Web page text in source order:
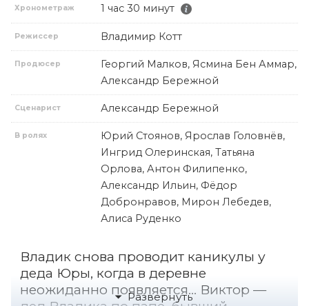
Хронометраж 1 час 30 минут
Режиссер Владимир Котт
Продюсер
Георгий Малков, Ясмина Бен Аммар,
Александр Бережной
Сценарист Александр Бережной
В ролях
Юрий Стоянов, Ярослав Головнёв,
Ингрид Олеринская, Татьяна
Орлова, Антон Филипенко,
Александр Ильин, Фёдор
Добронравов, Мирон Лебедев,
Алиса Руденко
Владик снова проводит каникулы у
деда Юры, когда в деревне
неожиданно появляется… Виктор —